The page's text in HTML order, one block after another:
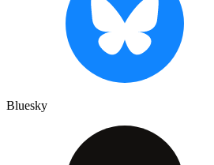
Bluesky